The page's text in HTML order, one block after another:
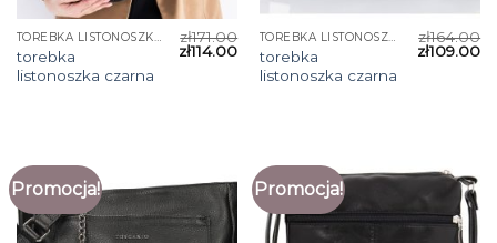
TOREBKA LISTONOSZKA CZARNA
torebka
listonoszka czarna
zł171.00
zł114.00
TOREBKA LISTONOSZKA CZARNA
torebka
listonoszka czarna
zł164.00
zł109.00
Promocja! Promocja!